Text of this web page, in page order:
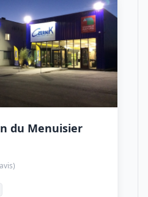
du Menuisier